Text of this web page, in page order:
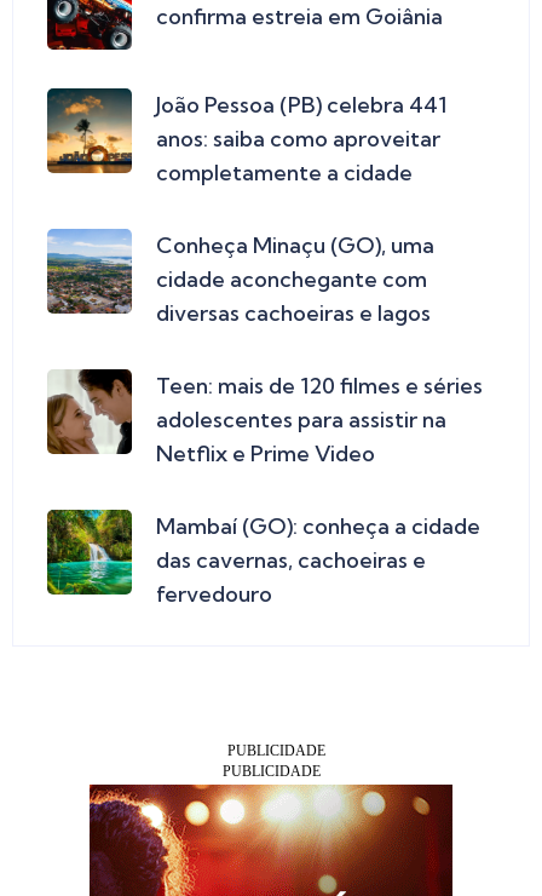
confirma estreia em Goiânia
João Pessoa (PB) celebra 441
anos: saiba como aproveitar
completamente a cidade
Conheça Minaçu (GO), uma
cidade aconchegante com
diversas cachoeiras e lagos
Teen: mais de 120 filmes e séries
adolescentes para assistir na
Netflix e Prime Video
Mambaí (GO): conheça a cidade
das cavernas, cachoeiras e
fervedouro